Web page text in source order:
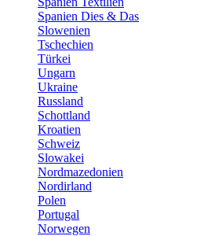
Spanien Dies & Das
Slowenien
Tschechien
Türkei
Ungarn
Ukraine
Russland
Schottland
Kroatien
Schweiz
Slowakei
Nordmazedonien
Nordirland
Polen
Portugal
Norwegen